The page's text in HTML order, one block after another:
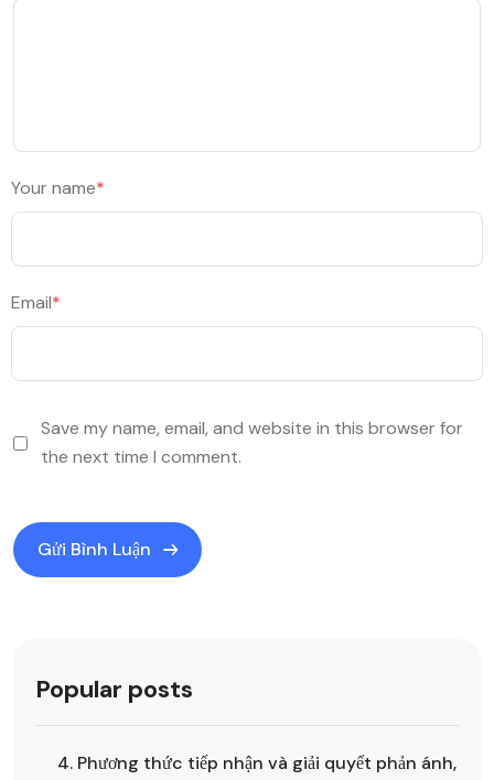
Your name*
Email*
Save my name, email, and website in this browser for
the next time I comment.
Popular posts
4. Phương thức tiếp nhận và giải quyết phản ánh,